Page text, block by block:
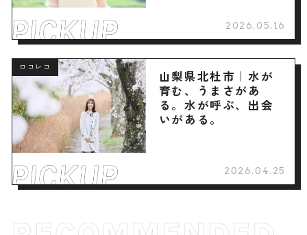
2026.05.16
ロコレコ
山梨県北杜市｜水が
育む、うまさがあ
る。水が呼ぶ、出会
いがある。
2026.04.25